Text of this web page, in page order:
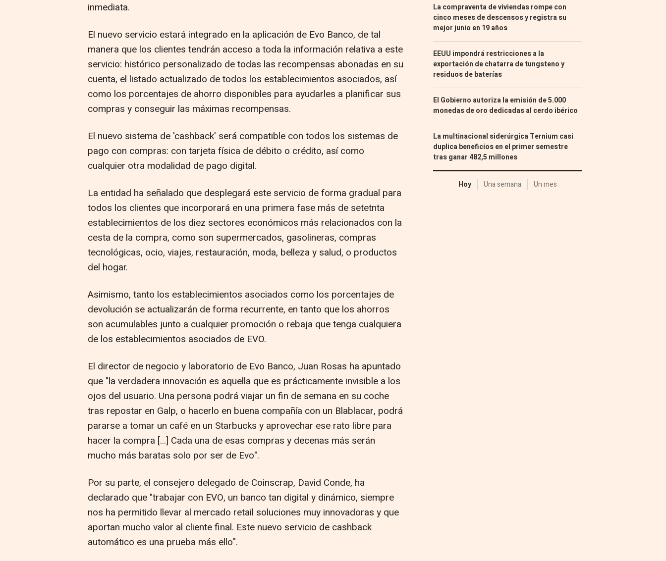
inmediata.
El nuevo servicio estará integrado en la aplicación de Evo Banco, de tal
manera que los clientes tendrán acceso a toda la información relativa a este
servicio: histórico personalizado de todas las recompensas abonadas en su
cuenta, el listado actualizado de todos los establecimientos asociados, así
como los porcentajes de ahorro disponibles para ayudarles a planificar sus
compras y conseguir las máximas recompensas.
El nuevo sistema de 'cashback' será compatible con todos los sistemas de
pago con compras: con tarjeta física de débito o crédito, así como
cualquier otra modalidad de pago digital.
La entidad ha señalado que desplegará este servicio de forma gradual para
todos los clientes que incorporará en una primera fase más de setetnta
establecimientos de los diez sectores económicos más relacionados con la
cesta de la compra, como son supermercados, gasolineras, compras
tecnológicas, ocio, viajes, restauración, moda, belleza y salud, o productos
del hogar.
Asimismo, tanto los establecimientos asociados como los porcentajes de
devolución se actualizarán de forma recurrente, en tanto que los ahorros
son acumulables junto a cualquier promoción o rebaja que tenga cualquiera
de los establecimientos asociados de EVO.
El director de negocio y laboratorio de Evo Banco, Juan Rosas ha apuntado
que "la verdadera innovación es aquella que es prácticamente invisible a los
ojos del usuario. Una persona podrá viajar un fin de semana en su coche
tras repostar en Galp, o hacerlo en buena compañía con un Blablacar, podrá
pararse a tomar un café en un Starbucks y aprovechar ese rato libre para
hacer la compra [...] Cada una de esas compras y decenas más serán
mucho más baratas solo por ser de Evo".
Por su parte, el consejero delegado de Coinscrap, David Conde, ha
declarado que "trabajar con EVO, un banco tan digital y dinámico, siempre
nos ha permitido llevar al mercado retail soluciones muy innovadoras y que
aportan mucho valor al cliente final. Este nuevo servicio de cashback
automático es una prueba más ello".
La compraventa de viviendas rompe con
cinco meses de descensos y registra su
mejor junio en 19 años
EEUU impondrá restricciones a la
exportación de chatarra de tungsteno y
residuos de baterías
El Gobierno autoriza la emisión de 5.000
monedas de oro dedicadas al cerdo ibérico
La multinacional siderúrgica Ternium casi
duplica beneficios en el primer semestre
tras ganar 482,5 millones
Hoy Una semana Un mes